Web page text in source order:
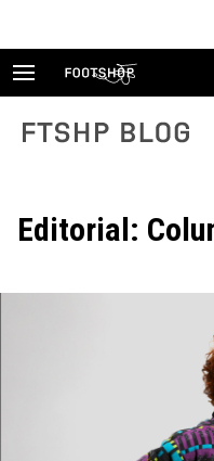
FTSHP blog
Editorial: